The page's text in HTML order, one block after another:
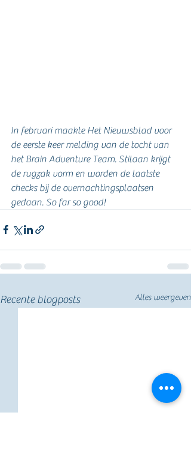
In februari maakte Het Nieuwsblad voor
de eerste keer melding van de tocht van
het Brain Adventure Team. Stilaan krijgt
de rugzak vorm en worden de laatste
checks bij de overnachtingsplaatsen
gedaan. So far so good!
Recente blogposts Alles weergeven